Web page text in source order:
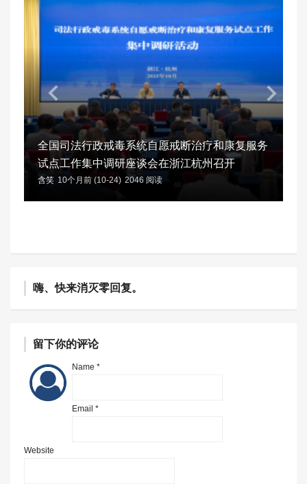
全国司法行政戒毒系统自愿戒断治疗和康复服务
试点工作集中调研座谈会在浙江杭州召开
含笑 10个月前 (10-24) 2046 阅读
嗨、快来消灭零回复。
留下你的评论
Name *
Email *
Website